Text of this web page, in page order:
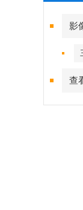
影
查